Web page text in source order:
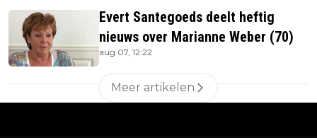
Evert Santegoeds deelt heftig
nieuws over Marianne Weber (70)
aug 07, 12:22
Meer artikelen